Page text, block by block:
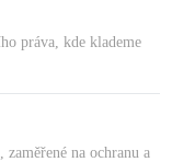
práva, kde klademe
na ochranu a